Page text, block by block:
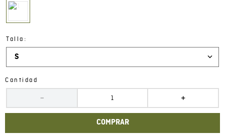
Talla :
S
Cantidad
＋
－
COMPRAR